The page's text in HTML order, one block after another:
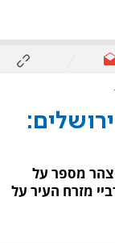
מספר על
מזרח העיר על